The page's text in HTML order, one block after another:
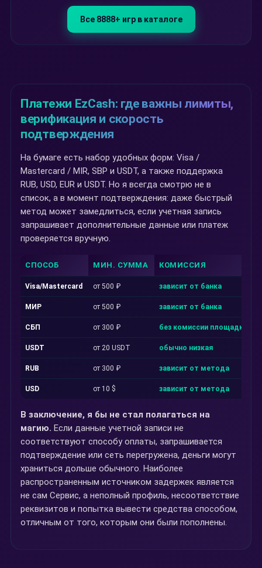
Все 8888+ игр в каталоге
Платежи EzCash: где важны лимиты,
верификация и скорость
подтверждения
На бумаге есть набор удобных форм: Visa /
Mastercard / MIR, SBP и USDT, а также поддержка
RUB, USD, EUR и USDT. Но я всегда смотрю не в
список, а в момент подтверждения: даже быстрый
метод может замедлиться, если учетная запись
запрашивает дополнительные данные или платеж
проверяется вручную.
СПОСОБ МИН. СУММА КОМИССИЯ
Visa/Mastercard от 500 ₽ зависит от банка
МИР от 500 ₽ зависит от банка
СБП от 300 ₽ без комиссии площадки
USDT от 20 USDT обычно низкая
RUB от 300 ₽ зависит от метода
USD от 10 $ зависит от метода
В заключение, я бы не стал полагаться на
магию. Если данные учетной записи не
соответствуют способу оплаты, запрашивается
подтверждение или сеть перегружена, деньги могут
храниться дольше обычного. Наиболее
распространенным источником задержек является
не сам Сервис, а неполный профиль, несоответствие
реквизитов и попытка вывести средства способом,
отличным от того, которым они были пополнены.